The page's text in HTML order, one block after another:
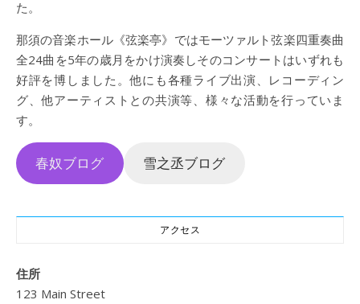
た。
那須の音楽ホール《弦楽亭》ではモーツァルト弦楽四重奏曲
全24曲を5年の歳月をかけ演奏しそのコンサートはいずれも
好評を博しました。他にも各種ライブ出演、レコーディン
グ、他アーティストとの共演等、様々な活動を行っていま
す。
春奴ブログ 雪之丞ブログ
アクセス
住所
123 Main Street